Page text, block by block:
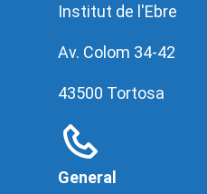
Institut de l'Ebre
Av. Colom 34-42
43500 Tortosa
General